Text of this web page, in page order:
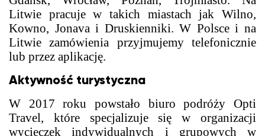
Litwie pracuje w takich miastach jak Wilno,
Kowno, Jonava i Druskienniki. W Polsce i na
Litwie zamówienia przyjmujemy telefonicznie
lub przez aplikację.
Aktywność turystyczna
W 2017 roku powstało biuro podróży Opti
Travel, które specjalizuje się w organizacji
wycieczek indywidualnych i grupowych w